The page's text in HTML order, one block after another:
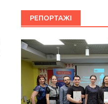
РЕПОРТАЖІ